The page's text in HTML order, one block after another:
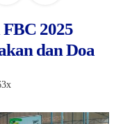
2025
dan Doa